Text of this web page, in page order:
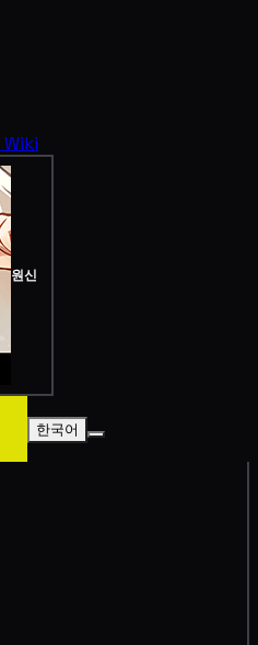
Wiki
원신
한국어